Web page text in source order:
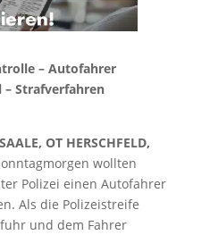
– Autofahrer
Strafverfahren
OT HERSCHFELD,
wollten
Polizei einen Autofahrer
Als die Polizeistreife
und dem Fahrer